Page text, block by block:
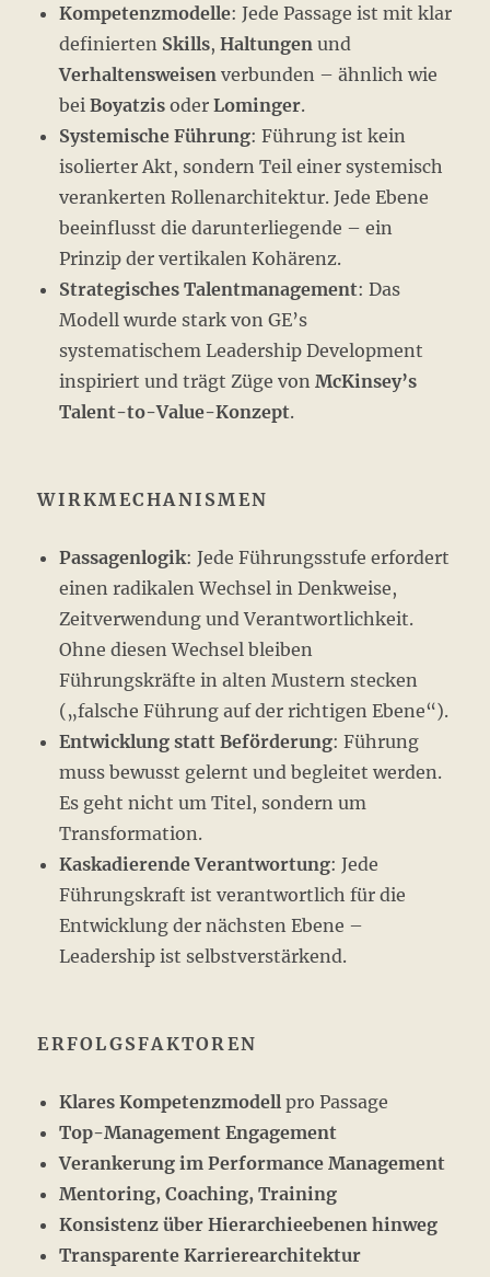
Kompetenzmodelle: Jede Passage ist mit klar
definierten Skills,Haltungen und
Verhaltensweisen verbunden – ähnlich wie
beiBoyatzis oderLominger.
Systemische Führung: Führung ist kein
isolierter Akt, sondern Teil einer systemisch
verankerten Rollenarchitektur. Jede Ebene
beeinflusst die darunterliegende – ein
Prinzip der vertikalen Kohärenz.
Strategisches Talentmanagement: Das
Modell wurde stark von GE’s
systematischem Leadership Development
inspiriert und trägt Züge vonMcKinsey’s
Talent-to-Value-Konzept.
WIRKMECHANISMEN
Passagenlogik: Jede Führungsstufe erfordert
einen radikalen Wechsel in Denkweise,
Zeitverwendung und Verantwortlichkeit.
Ohne diesen Wechsel bleiben
Führungskräfte in alten Mustern stecken
(„falsche Führung auf der richtigen Ebene“).
Entwicklung statt Beförderung: Führung
muss bewusst gelernt und begleitet werden.
Es geht nicht um Titel, sondern um
Transformation.
Kaskadierende Verantwortung: Jede
Führungskraft ist verantwortlich für die
Entwicklung der nächsten Ebene –
Leadership ist selbstverstärkend.
ERFOLGSFAKTOREN
Klares Kompetenzmodell pro Passage
Top-Management Engagement
Verankerung im Performance Management
Mentoring, Coaching, Training
Konsistenz über Hierarchieebenen hinweg
Transparente Karrierearchitektur